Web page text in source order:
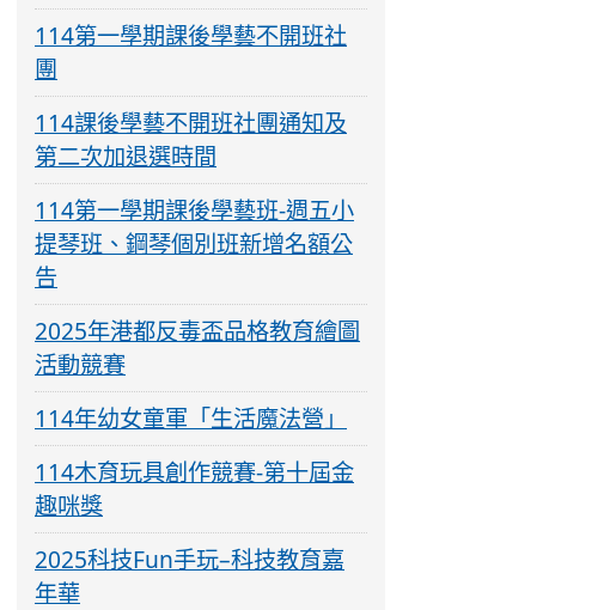
114第一學期課後學藝不開班社
團
114課後學藝不開班社團通知及
第二次加退選時間
114第一學期課後學藝班-週五小
提琴班、鋼琴個別班新增名額公
告
2025年港都反毒盃品格教育繪圖
活動競賽
114年幼女童軍「生活魔法營」
114木育玩具創作競賽-第十屆金
趣咪獎
2025科技Fun手玩–科技教育嘉
年華